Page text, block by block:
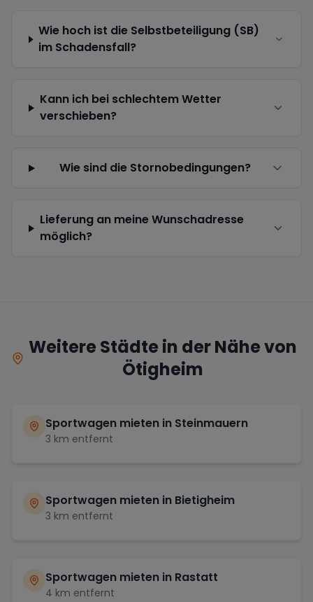
Wie hoch ist die Selbstbeteiligung (SB)
im Schadensfall?
Kann ich bei schlechtem Wetter
verschieben?
Wie sind die Stornobedingungen?
Lieferung an meine Wunschadresse
möglich?
Weitere Städte in der Nähe von
Ötigheim
Sportwagen mieten in Steinmauern
3 km entfernt
Sportwagen mieten in Bietigheim
3 km entfernt
Sportwagen mieten in Rastatt
4 km entfernt